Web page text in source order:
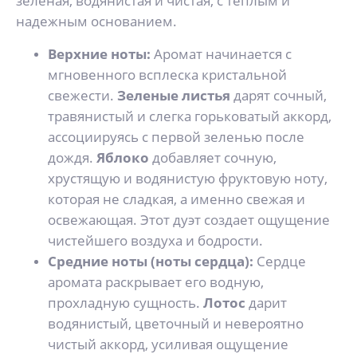
надежным основанием.
Верхние ноты: Аромат начинается с
мгновенного всплеска кристальной
свежести. Зеленые листья дарят сочный,
травянистый и слегка горьковатый аккорд,
ассоциируясь с первой зеленью после
дождя. Яблоко добавляет сочную,
хрустящую и водянистую фруктовую ноту,
которая не сладкая, а именно свежая и
освежающая. Этот дуэт создает ощущение
чистейшего воздуха и бодрости.
Средние ноты (ноты сердца): Сердце
аромата раскрывает его водную,
прохладную сущность. Лотос дарит
водянистый, цветочный и невероятно
чистый аккорд, усиливая ощущение